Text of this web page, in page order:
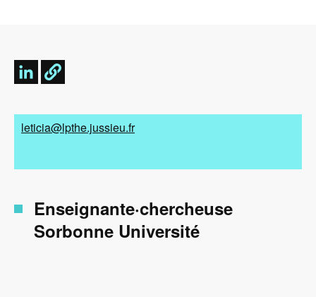
leticia@lpthe.jussieu.fr
Enseignante·chercheuse
Sorbonne Université